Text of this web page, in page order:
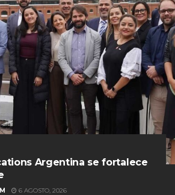
Argentina se fortalece
6 AGOSTO, 2026